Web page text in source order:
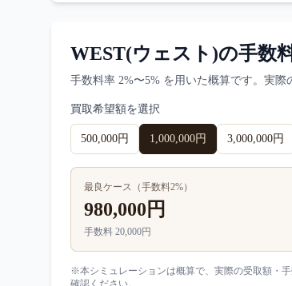
WEST(ウェスト)の手数
手数料率 2%〜5% を用いた概算です。実際
買取希望額を選択
500,000円 1,000,000円 3,000,000円
最良ケース（手数料2%）
980,000円
手数料 20,000円
※本シミュレーションは概算で、実際の受取額・
確認ください。